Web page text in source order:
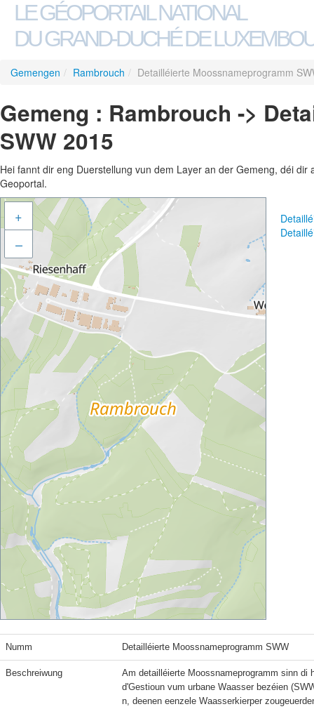
LE GÉOPORTAIL NATIONAL
DU GRAND-DUCHÉ DE
Gemengen / Rambrouch / Detailléierte Moossnameprogramm
Gemeng : Rambrouch ->
SWW 2015
Hei fannt dir eng Duerstellung vun dem Layer an der Gemeng, déi
Geoportal.
+
–
Numm Detailléierte Moossnameprogramm SWW
Beschreiwung
Am detailléierte Moossnameprogramm sinn di
d'Gestioun vum urbane Waasser bezéien
n, deenen eenzele Waasserkierper